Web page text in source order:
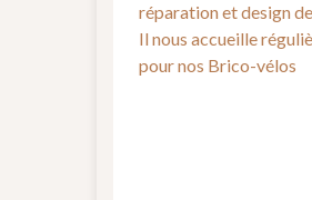
réparation et design
Il nous accueille
pour nos Brico-vélos